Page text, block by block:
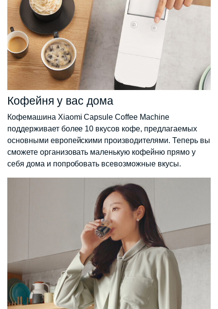
Кофейня у вас дома
Кофемашина Xiaomi Capsule Coffee Machine
поддерживает более 10 вкусов кофе, предлагаемых
основными европейскими производителями. Теперь вы
сможете организовать маленькую кофейню прямо у
себя дома и попробовать всевозможные вкусы.